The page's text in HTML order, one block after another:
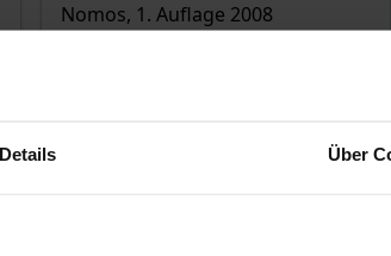
Details Über
Nomos, 1. Auflage 2008